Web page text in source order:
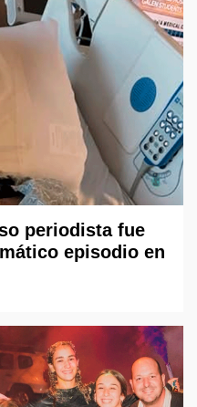
periodista fue
episodio en